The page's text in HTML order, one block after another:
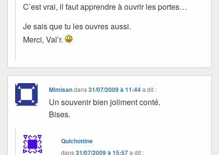
C’est vrai, il faut apprendre à ouvrir les portes…
Je sais que tu les ouvres aussi.
Merci, Val’r.
Mimisandans31/07/2009 à 11:44 a dit :
Un souvenir bien joliment conté.
Bises.
Quichottine
dans31/07/2009 à 15:57a dit :